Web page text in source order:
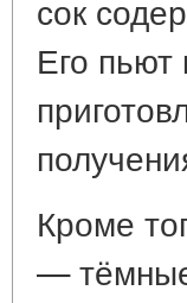
Его
Кроме
—